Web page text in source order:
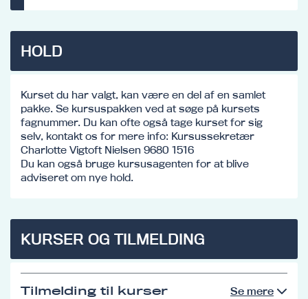
HOLD
Kurset du har valgt, kan være en del af en samlet
pakke. Se kursuspakken ved at søge på kursets
fagnummer. Du kan ofte også tage kurset for sig
selv, kontakt os for mere info: Kursussekretær
Charlotte Vigtoft Nielsen 9680 1516
Du kan også bruge kursusagenten for at blive
adviseret om nye hold.
KURSER OG TILMELDING
Tilmelding til kurser Se mere